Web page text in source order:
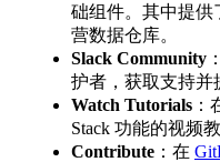
础组件。其中提供
营数据仓库。
Slack Community
护者，获取支持并
Watch Tutorials ：
Stack 功能的视频
Contribute ：在